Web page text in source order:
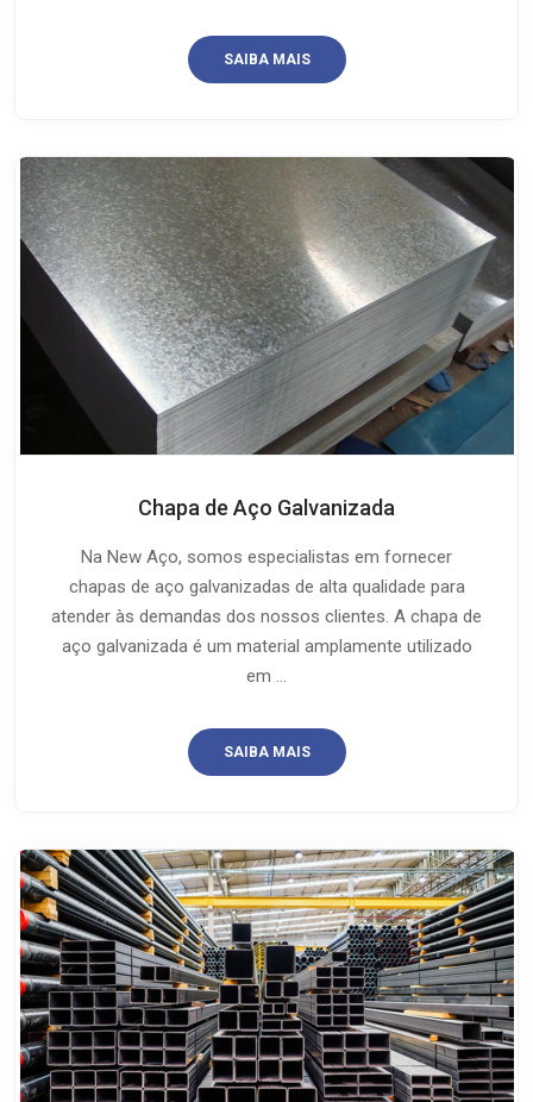
SAIBA MAIS
Chapa de Aço Galvanizada
Na New Aço, somos especialistas em fornecer
chapas de aço galvanizadas de alta qualidade para
atender às demandas dos nossos clientes. A chapa de
aço galvanizada é um material amplamente utilizado
em ...
SAIBA MAIS